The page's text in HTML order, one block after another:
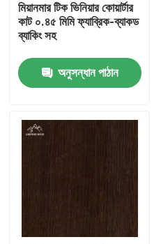
মিয়ানমার টিক ভিনিয়ার কোয়ার্টার
কাট ০.৪৫ মিমি ফ্যাব্রিক-ব্যাকড
ব্যাকিং সহ
অনুসন্ধান পাঠান